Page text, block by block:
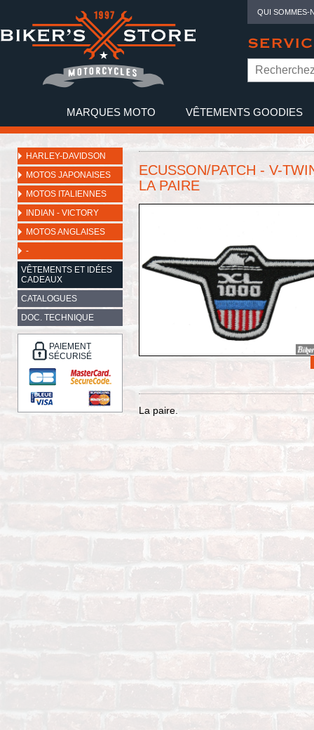
QUI SOMMES-
MARQUES MOTO VÊTEMENTS GOODIES
HARLEY-DAVIDSON
MOTOS JAPONAISES
MOTOS ITALIENNES
INDIAN - VICTORY
MOTOS ANGLAISES
-
VÊTEMENTS ET IDÉES
CADEAUX
CATALOGUES
DOC. TECHNIQUE
PAIEMENT
SÉCURISÉ
ECUSSON/PATCH - V-
LA PAIRE
La paire.